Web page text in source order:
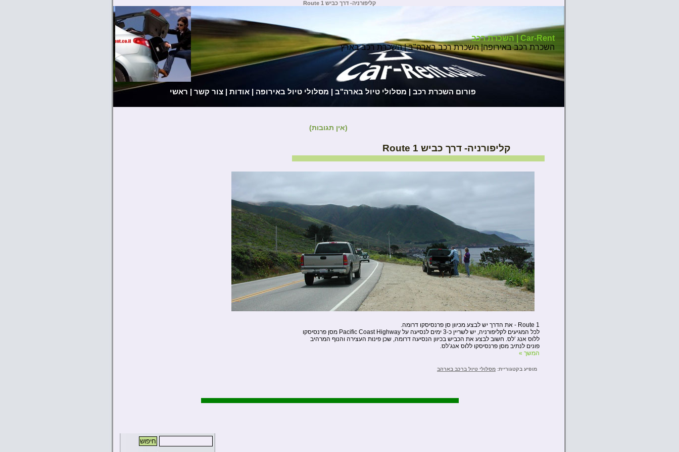
קליפורניה- דרך כביש 1 Route
Car-Rent | השכרת רכב
השכרת רכב באירופה| השכרת רכב בארה"ב | השכרת רכב בארץ
ראשי צור קשר | אודות | מסלולי טיול באירופה | מסלולי טיול בארה"ב | פורום השכרת רכב |
(אין תגובות)
קליפורניה- דרך כביש 1 Route
Route 1 - את הדרך יש לבצע מכיוון סן פרנסיסקו דרומה.
לכל המגיעים לקליפורניה, יש לשריין כ-3 ימים לנסיעה על Pacific Coast Highway מסן פרנסיסקו
ללוס אנג ‘לס. חשוב לבצע את הכביש בכיוון הנסיעה דרומה, שכן פינות העצירה והנוף המרהיב
פונים לנתיב מסן פרנסיסקו ללוס אנג’לס.
המשך »
מופיע בקטגוריית: מסלולי טיול ברכב בארהב